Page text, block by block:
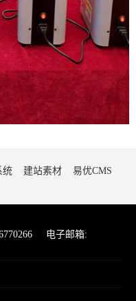
统 建站素材
易优CMS
电子邮箱: